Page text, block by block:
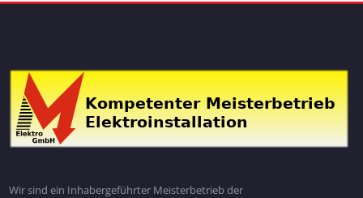
Wir sind ein Inhabergeführter Meisterbetrieb der